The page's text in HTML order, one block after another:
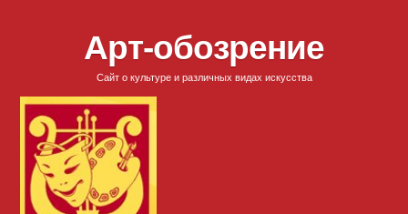
Арт-обозрение
Сайт о культуре и различных видах искусства